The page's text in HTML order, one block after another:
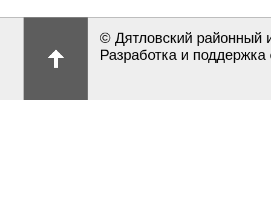
© Дятловский районный
Разработка и поддержка